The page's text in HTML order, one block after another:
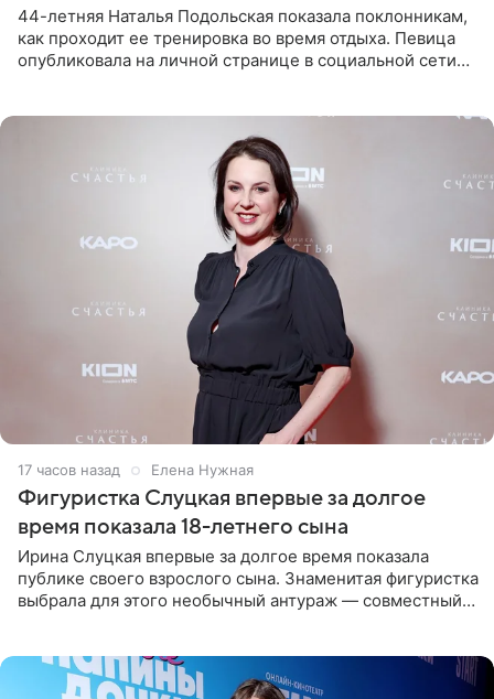
44-летняя Наталья Подольская показала поклонникам,
как проходит ее тренировка во время отдыха. Певица
опубликовала на личной странице в социальной сети
17 часов назад Елена Нужная
Фигуристка Слуцкая впервые за долгое
время показала 18-летнего сына
Ирина Слуцкая впервые за долгое время показала
публике своего взрослого сына. Знаменитая фигуристка
выбрала для этого необычный антураж — совместный